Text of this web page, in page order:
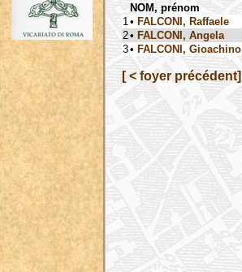
NOM, prénom
1 • FALCONI, Raffaele
2• FALCONI, Angela
3• FALCONI, Gioachino
[ < foyer précédent]